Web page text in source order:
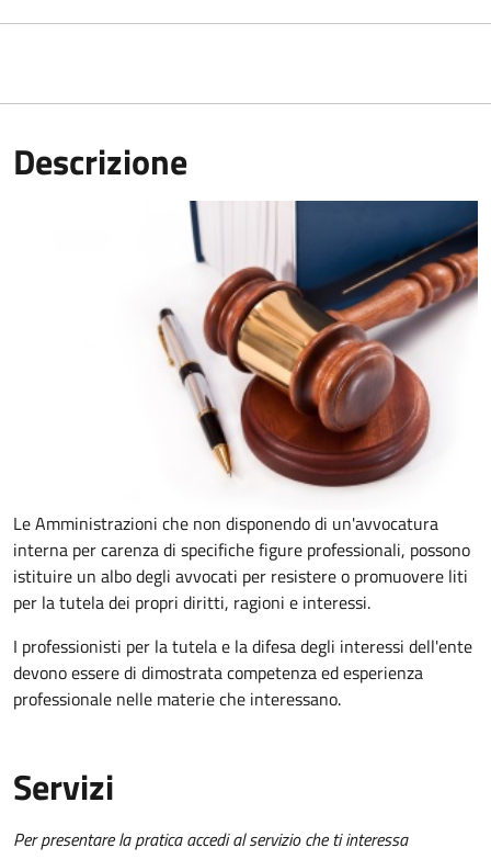
Descrizione
Le Amministrazioni che non disponendo di un'avvocatura
interna per carenza di specifiche figure professionali, possono
istituire un albo degli avvocati per resistere o promuovere liti
per la tutela dei propri diritti, ragioni e interessi.
I professionisti per la tutela e la difesa degli interessi dell'ente
devono essere di dimostrata competenza ed esperienza
professionale nelle materie che interessano.
Servizi
Per presentare la pratica accedi al servizio che ti interessa